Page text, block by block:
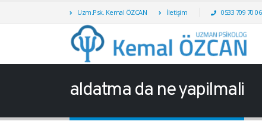
Uzm.Psk. Kemal ÖZCAN İletişim 0533 709 70 06
aldatma da ne yapilmali